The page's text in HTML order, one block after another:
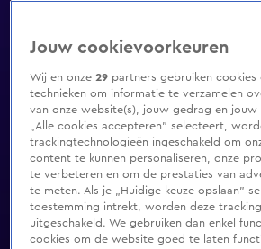
Jouw cookievoorkeuren
Wij en onze29 partners gebruiken cookies
technieken om informatie te verzamelen
van onze website(s), jouw gedrag en jouw
„Alle cookies accepteren” selecteert,
trackingtechnologieën ingeschakeld om
content te kunnen personaliseren, onze
te verbeteren en om de prestaties van
te meten. Als je „Huidige keuze opslaan”
toestemming intrekt, worden deze
uitgeschakeld. We gebruiken dan enkel
cookies om de website goed te laten